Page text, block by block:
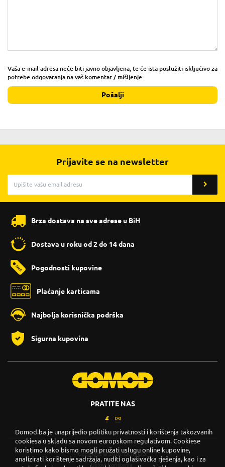
Vaša e-mail adresa neće biti javno objavljena, te će ista poslužiti isključivo za
potrebe odgovaranja na vaš komentar / mišljenje.
Pošalji
Prijavite se na newsletter
Brza dostava na sve adrese u BiH
Dostava u roku od 2 do 14 dana
Pogodnosti kupovine
Plaćanje karticama
Najbolja korisnička podrška
Sigurna kupovina
PRATITE NAS
Copyright © 2026. DOMOD.
Uslovi korištenja
Domod.ba je unaprijedio politiku privatnosti i korištenja takozvanih
cookiesa u skladu sa novom europskom regulativom. Cookiese
koristimo kako bismo mogli pružati uslugu online kupovine,
analizirati korištenje sadržaja, nuditi oglašivačka rješenja, kao i za